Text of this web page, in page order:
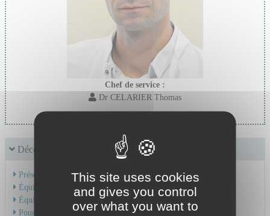
Chef de service :
Dr CELARIER Thomas
Découvrir le service
Présentation de l'activité
Équipe Médicale
Équipe Soignante
Pour une hospitalisation
This site uses cookies
and gives you control
over what you want to